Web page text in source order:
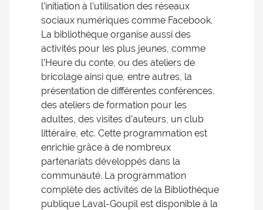
l’initiation à l’utilisation des réseaux
sociaux numériques comme Facebook.
La bibliothèque organise aussi des
activités pour les plus jeunes, comme
l’Heure du conte, ou des ateliers de
bricolage ainsi que, entre autres, la
présentation de différentes conférences,
des ateliers de formation pour les
adultes, des visites d’auteurs, un club
littéraire, etc. Cette programmation est
enrichie grâce à de nombreux
partenariats développés dans la
communauté. La programmation
complète des activités de la Bibliothèque
publique Laval-Goupil est disponible à la